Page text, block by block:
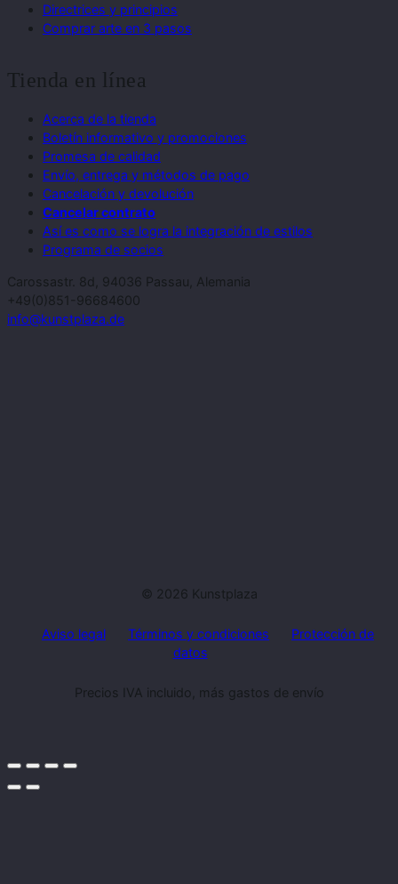
Directrices y principios
Comprar arte en 3 pasos
Tienda en línea
Acerca de la tienda
Boletín informativo y promociones
Promesa de calidad
Envío, entrega y métodos de pago
Cancelación y devolución
Cancelar contrato
Así es como se logra la integración de estilos
Programa de socios
Carossastr. 8d, 94036 Passau, Alemania
+49(0)851-96684600
info@kunstplaza.de
© 2026 Kunstplaza
Aviso legal Términos y condiciones
Protección de
datos
Precios IVA incluido, más gastos de envío